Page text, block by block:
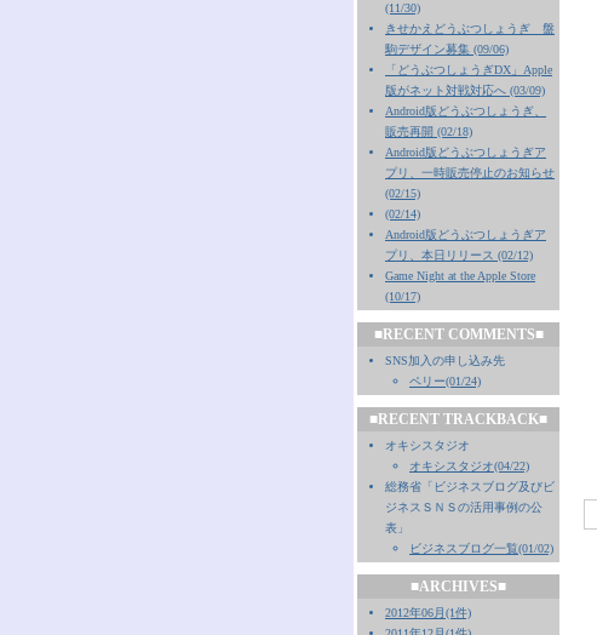
(11/30)
きせかえどうぶつしょうぎ 盤
駒デザイン募集 (09/06)
「どうぶつしょうぎDX」Apple
版がネット対戦対応へ (03/09)
Android版どうぶつしょうぎ、
販売再開 (02/18)
Android版どうぶつしょうぎア
プリ、一時販売停止のお知らせ
(02/15)
(02/14)
Android版どうぶつしょうぎア
プリ、本日リリース (02/12)
Game Night at the Apple Store
(10/17)
■RECENT COMMENTS■
SNS加入の申し込み先
ペリー(01/24)
■RECENT TRACKBACK■
オキシスタジオ
オキシスタジオ(04/22)
総務省「ビジネスブログ及びビ
ジネスＳＮＳの活用事例の公
表」
ビジネスブログ一覧(01/02)
■ARCHIVES■
2012年06月(1件)